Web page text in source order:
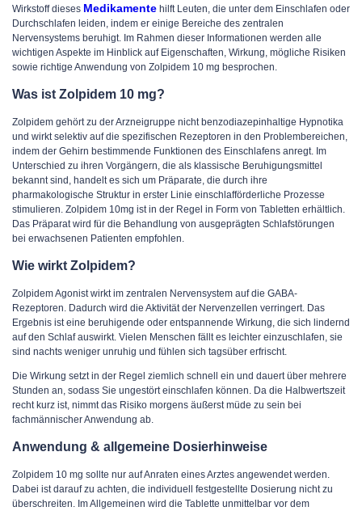
Wirkstoff dieses Medikamente hilft Leuten, die unter dem Einschlafen oder
Durchschlafen leiden, indem er einige Bereiche des zentralen
Nervensystems beruhigt. Im Rahmen dieser Informationen werden alle
wichtigen Aspekte im Hinblick auf Eigenschaften, Wirkung, mögliche Risiken
sowie richtige Anwendung von Zolpidem 10 mg besprochen.
Was ist Zolpidem 10 mg?
Zolpidem gehört zu der Arzneigruppe nicht benzodiazepinhaltige Hypnotika
und wirkt selektiv auf die spezifischen Rezeptoren in den Problembereichen,
indem der Gehirn bestimmende Funktionen des Einschlafens anregt. Im
Unterschied zu ihren Vorgängern, die als klassische Beruhigungsmittel
bekannt sind, handelt es sich um Präparate, die durch ihre
pharmakologische Struktur in erster Linie einschlafförderliche Prozesse
stimulieren. Zolpidem 10mg ist in der Regel in Form von Tabletten erhältlich.
Das Präparat wird für die Behandlung von ausgeprägten Schlafstörungen
bei erwachsenen Patienten empfohlen.
Wie wirkt Zolpidem?
Zolpidem Agonist wirkt im zentralen Nervensystem auf die GABA-
Rezeptoren. Dadurch wird die Aktivität der Nervenzellen verringert. Das
Ergebnis ist eine beruhigende oder entspannende Wirkung, die sich lindernd
auf den Schlaf auswirkt. Vielen Menschen fällt es leichter einzuschlafen, sie
sind nachts weniger unruhig und fühlen sich tagsüber erfrischt.
Die Wirkung setzt in der Regel ziemlich schnell ein und dauert über mehrere
Stunden an, sodass Sie ungestört einschlafen können. Da die Halbwertszeit
recht kurz ist, nimmt das Risiko morgens äußerst müde zu sein bei
fachmännischer Anwendung ab.
Anwendung & allgemeine Dosierhinweise
Zolpidem 10 mg sollte nur auf Anraten eines Arztes angewendet werden.
Dabei ist darauf zu achten, die individuell festgestellte Dosierung nicht zu
überschreiten. Im Allgemeinen wird die Tablette unmittelbar vor dem